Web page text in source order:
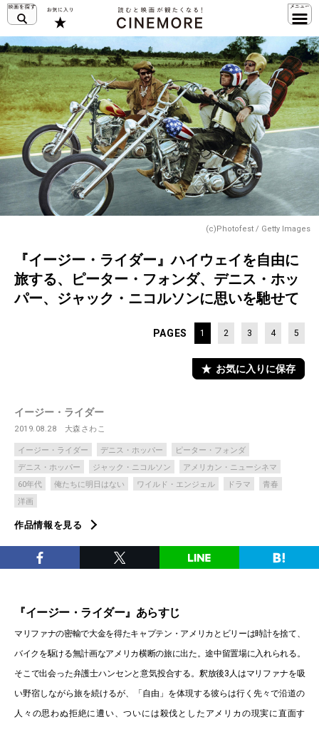
(c)Photofest / Getty Images
『イージー・ライダー』ハイウェイを自由に
旅する、ピーター・フォンダ、デニス・ホッ
パー、ジャック・ニコルソンに思いを馳せて
PAGES 1 2 3 4 5
お気に入りに保存
イージー・ライダー
2019.08.28 大森さわこ
イージー・ライダー デニス・ホッパー
ピーター・フォンダ
デニス・ホッパー
ジャック・ニコルソン
アメリカン・ニューシネマ
60年代
俺たちに明日はない ワイルド・エンジェル ドラマ
青春
洋画
作品情報を見る
『イージー・ライダー』あらすじ
マリファナの密輸で大金を得たキャプテン・アメリカとビリーは時計を捨て、
バイクを駆ける無計画なアメリカ横断の旅に出た。途中留置場に入れられる。
そこで出会った弁護士ハンセンと意気投合する。釈放後3人はマリファナを吸
い野宿しながら旅を続けるが、「自由」を体現する彼らは行く先々で沿道の
人々の思わぬ拒絶に遭い、ついには殺伐としたアメリカの現実に直面す